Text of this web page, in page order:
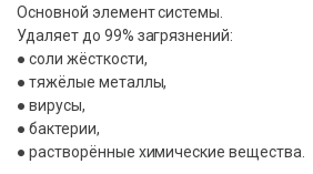
Основной элемент системы.
Удаляет до 99% загрязнений:
● соли жёсткости,
● тяжёлые металлы,
● вирусы,
● бактерии,
● растворённые химические вещества.